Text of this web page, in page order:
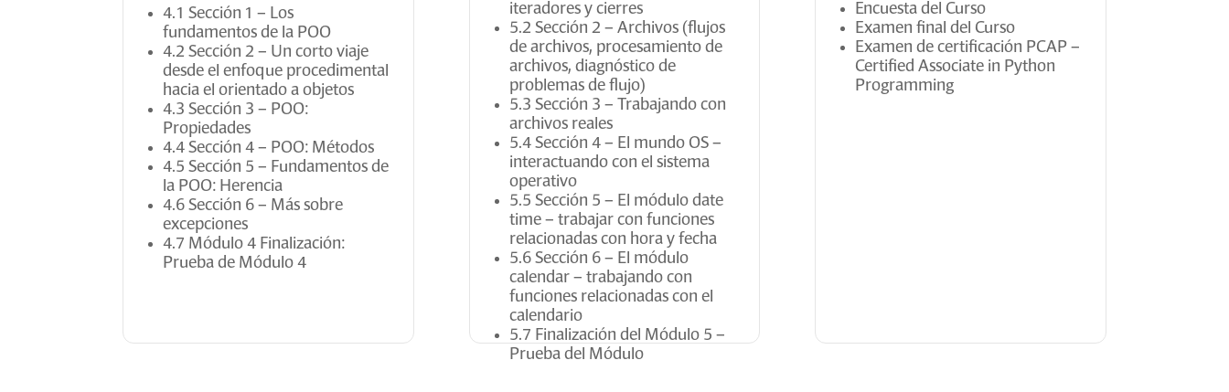
4.1 Sección 1 – Los
fundamentos de la POO
4.2 Sección 2 – Un corto viaje
desde el enfoque procedimental
hacia el orientado a objetos
4.3 Sección 3 – POO:
Propiedades
4.4 Sección 4 – POO: Métodos
4.5 Sección 5 – Fundamentos de
la POO: Herencia
4.6 Sección 6 – Más sobre
excepciones
4.7 Módulo 4 Finalización:
Prueba de Módulo 4
iteradores y cierres
5.2 Sección 2 – Archivos (flujos
de archivos, procesamiento de
archivos, diagnóstico de
problemas de flujo)
5.3 Sección 3 – Trabajando con
archivos reales
5.4 Sección 4 – El mundo OS –
interactuando con el sistema
operativo
5.5 Sección 5 – El módulo date
time – trabajar con funciones
relacionadas con hora y fecha
5.6 Sección 6 – El módulo
calendar – trabajando con
funciones relacionadas con el
calendario
5.7 Finalización del Módulo 5 –
Prueba del Módulo
Encuesta del Curso
Examen final del Curso
Examen de certificación PCAP –
Certified Associate in Python
Programming